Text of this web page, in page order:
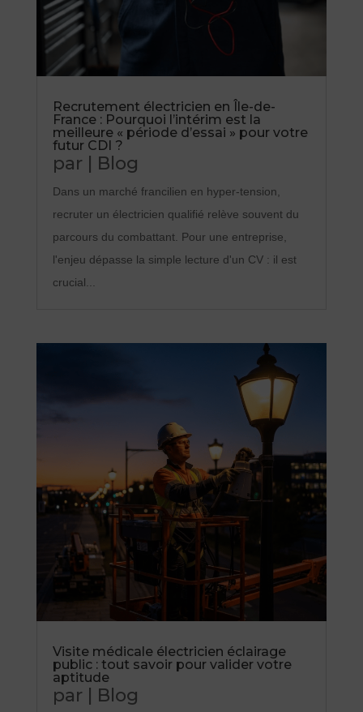
Recrutement électricien en Île-de-
France : Pourquoi l’intérim est la
meilleure « période d’essai » pour votre
futur CDI ?
par | Blog
Dans un marché francilien en hyper-tension,
recruter un électricien qualifié relève souvent du
parcours du combattant. Pour une entreprise,
l'enjeu dépasse la simple lecture d'un CV : il est
crucial...
Visite médicale électricien éclairage
public : tout savoir pour valider votre
aptitude
par Blog